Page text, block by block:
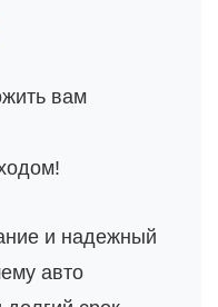
вам
и надежный
авто